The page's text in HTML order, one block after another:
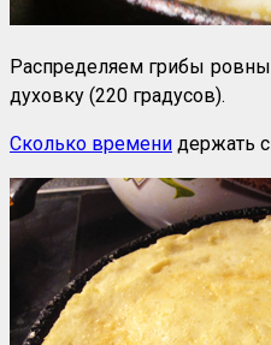
Распределяем грибы
духовку (220 градусов).
Сколько времени держать